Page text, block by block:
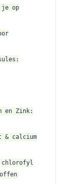
je op
en Zink:
& calcium
chlorofyl